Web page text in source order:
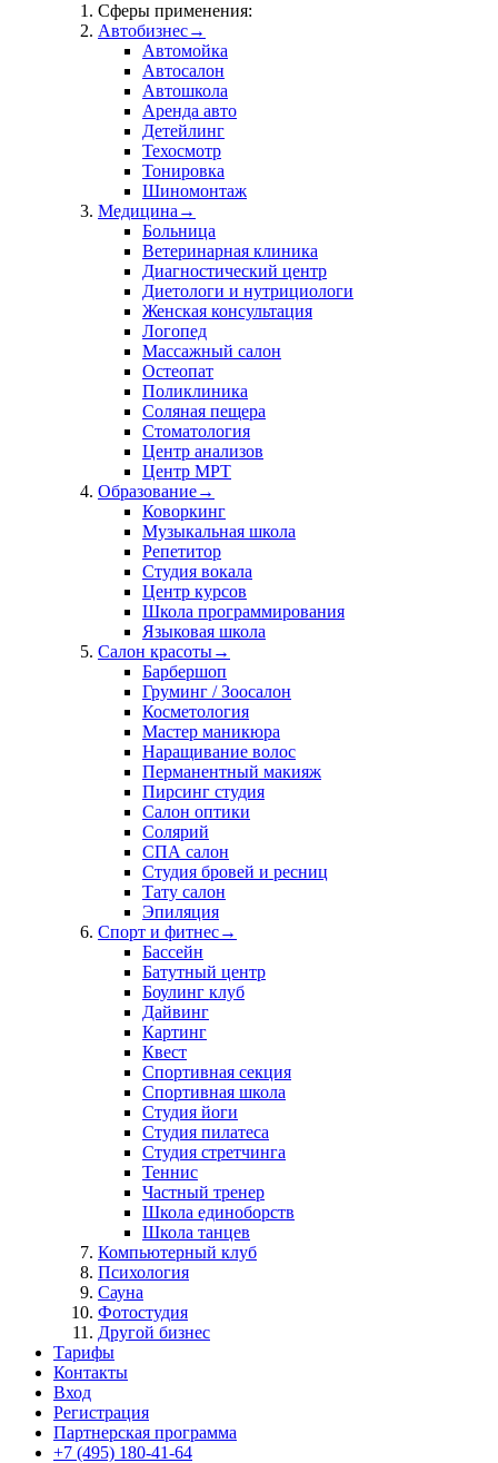
Сферы применения:
Автобизнес→
Автомойка
Автосалон
Автошкола
Аренда авто
Детейлинг
Техосмотр
Тонировка
Шиномонтаж
Медицина →
Больница
Ветеринарная клиника
Диагностический центр
Диетологи и нутрициологи
Женская консультация
Логопед
Массажный салон
Остеопат
Поликлиника
Соляная пещера
Стоматология
Центр анализов
Центр МРТ
Образование→
Коворкинг
Музыкальная школа
Репетитор
Студия вокала
Центр курсов
Школа программирования
Языковая школа
Салон красоты→
Барбершоп
Груминг / Зоосалон
Косметология
Мастер маникюра
Наращивание волос
Перманентный макияж
Пирсинг студия
Салон оптики
Солярий
СПА салон
Студия бровей и ресниц
Тату салон
Эпиляция
Спорт и фитнес→
Бассейн
Батутный центр
Боулинг клуб
Дайвинг
Картинг
Квест
Спортивная секция
Спортивная школа
Студия йоги
Студия пилатеса
Студия стретчинга
Теннис
Частный тренер
Школа единоборств
Школа танцев
Компьютерный клуб
Психология
Сауна
Фотостудия
Другой бизнес
Тарифы
Контакты
Вход
Регистрация
Партнерская программа
+7 (495) 180-41-64